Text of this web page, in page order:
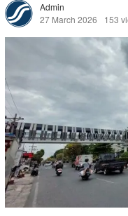
Admin
27 March 2026
153